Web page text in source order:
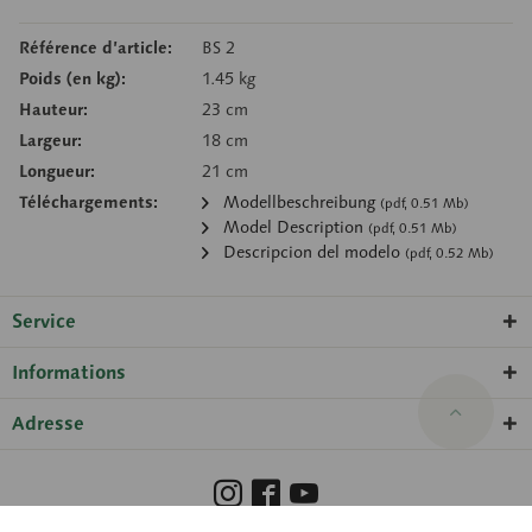
Référence d’article:
BS 2
Poids (en kg):
1.45 kg
Hauteur:
23 cm
Largeur:
18 cm
Longueur:
21 cm
Téléchargements:
Modellbeschreibung (pdf, 0.51 Mb)
Model Description (pdf, 0.51 Mb)
Descripcion del modelo (pdf, 0.52 Mb)
Service
Informations
Adresse